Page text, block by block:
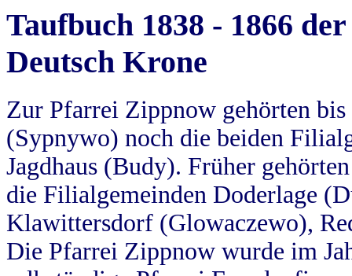
Taufbuch 1838 - 1866
Deutsch Krone
Zur Pfarrei Zippnow gehörten
(Sypnywo) noch die beiden
Jagdhaus (Budy). Früher
die Filialgemeinden Doderlage
Klawittersdorf (Glowaczewo),
Die Pfarrei Zippnow wurde im